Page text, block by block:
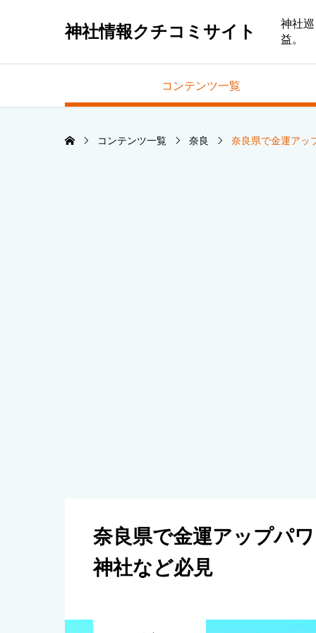
神社情報クチコミサイト
神社
益。
コンテンツ一覧
コンテンツ一覧 奈良 奈良県で金運アッ
奈良県で金運アップパ
神社など必見